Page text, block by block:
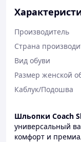
Производитель
Страна
Вид обуви
Размер женской
Каблук/Подошва
Шльопки Coach
универсальный
комфорт и